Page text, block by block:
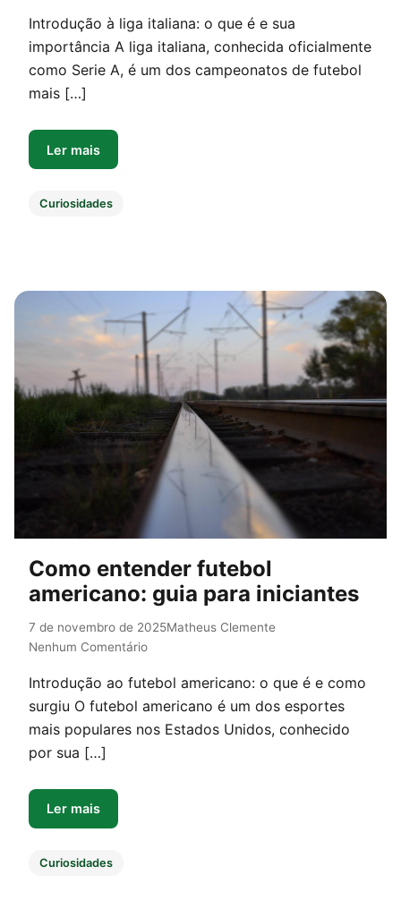
Introdução à liga italiana: o que é e sua
importância A liga italiana, conhecida oficialmente
como Serie A, é um dos campeonatos de futebol
mais […]
Ler mais
Curiosidades
Como entender futebol
americano: guia para iniciantes
7 de novembro de 2025Matheus Clemente
Nenhum Comentário
Introdução ao futebol americano: o que é e como
surgiu O futebol americano é um dos esportes
mais populares nos Estados Unidos, conhecido
por sua […]
Ler mais
Curiosidades